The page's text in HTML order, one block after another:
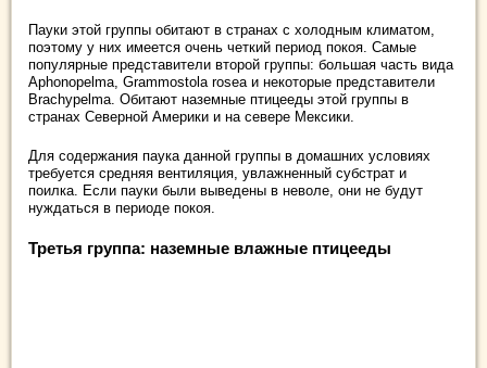
Пауки этой группы обитают в странах с холодным климатом,
поэтому у них имеется очень четкий период покоя. Самые
популярные представители второй группы: большая часть вида
Aphonopelma, Grammostola rosea и некоторые представители
Brachypelma. Обитают наземные птицееды этой группы в
странах Северной Америки и на севере Мексики.
Для содержания паука данной группы в домашних условиях
требуется средняя вентиляция, увлажненный субстрат и
поилка. Если пауки были выведены в неволе, они не будут
нуждаться в периоде покоя.
Третья группа: наземные влажные птицееды